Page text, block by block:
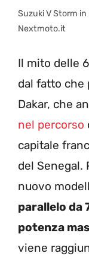
Suzuki V Storm in
Nextmoto.it
Il mito delle
dal fatto che
Dakar, che
nel percorso
capitale
del Senegal.
nuovo
parallelo da
potenza
viene